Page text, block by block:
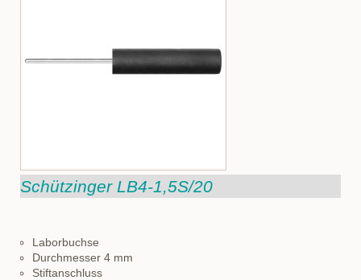
Schützinger LB4-1,5S/20
Laborbuchse
Durchmesser 4 mm
Stiftanschluss